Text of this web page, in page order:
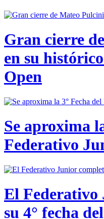
Gran cierre
en su
Open
Se aproxima
Federativo
El Federativo
su 4° fecha